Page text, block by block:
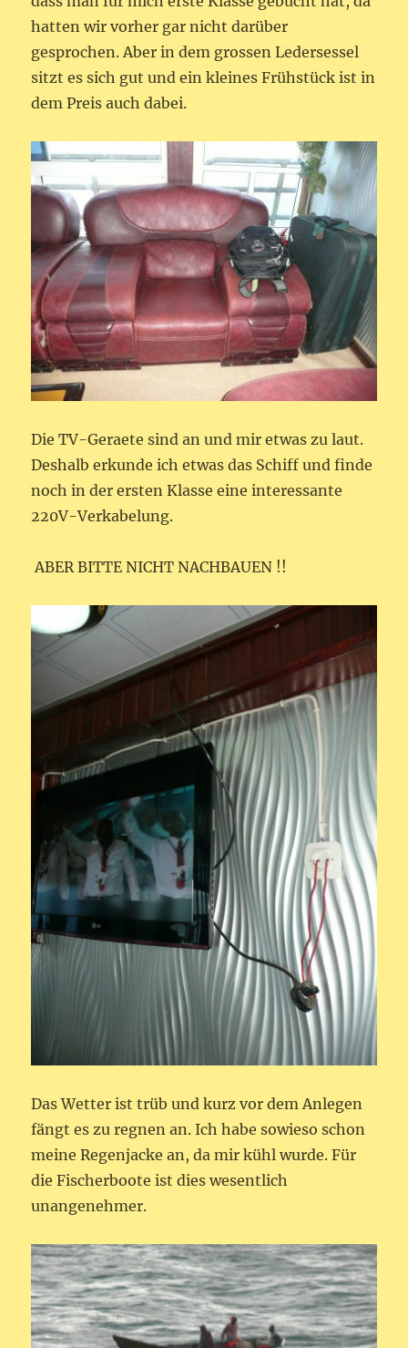
hatten wir vorher gar nicht darüber
gesprochen. Aber in dem grossen Ledersessel
sitzt es sich gut und ein kleines Frühstück ist in
dem Preis auch dabei.
Die TV-Geraete sind an und mir etwas zu laut.
Deshalb erkunde ich etwas das Schiff und finde
noch in der ersten Klasse eine interessante
220V-Verkabelung.
ABER BITTE NICHT NACHBAUEN !!
Das Wetter ist trüb und kurz vor dem Anlegen
fängt es zu regnen an. Ich habe sowieso schon
meine Regenjacke an, da mir kühl wurde. Für
die Fischerboote ist dies wesentlich
unangenehmer.